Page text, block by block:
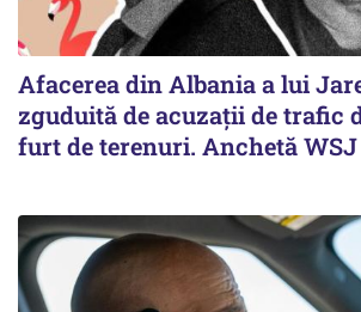
Afacerea din Albania a lui
zguduită de acuzații de trafic
furt de terenuri. Anchetă WSJ